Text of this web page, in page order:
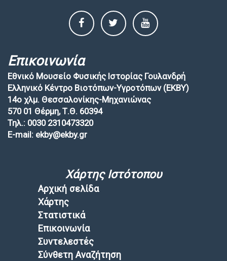
Επικοινωνία
Εθνικό Μουσείο Φυσικής Ιστορίας Γουλανδρή
Ελληνικό Κέντρο Βιοτόπων-Υγροτόπων (EKBY)
14ο χλμ. Θεσσαλονίκης-Μηχανιώνας
570 01 Θέρμη, Τ.Θ. 60394
Τηλ.: 0030 2310473320
E-mail: ekby@ekby.gr
Χάρτης Ιστότοπου
Αρχική σελίδα
Χάρτης
Στατιστικά
Επικοινωνία
Συντελεστές
Σύνθετη Αναζήτηση